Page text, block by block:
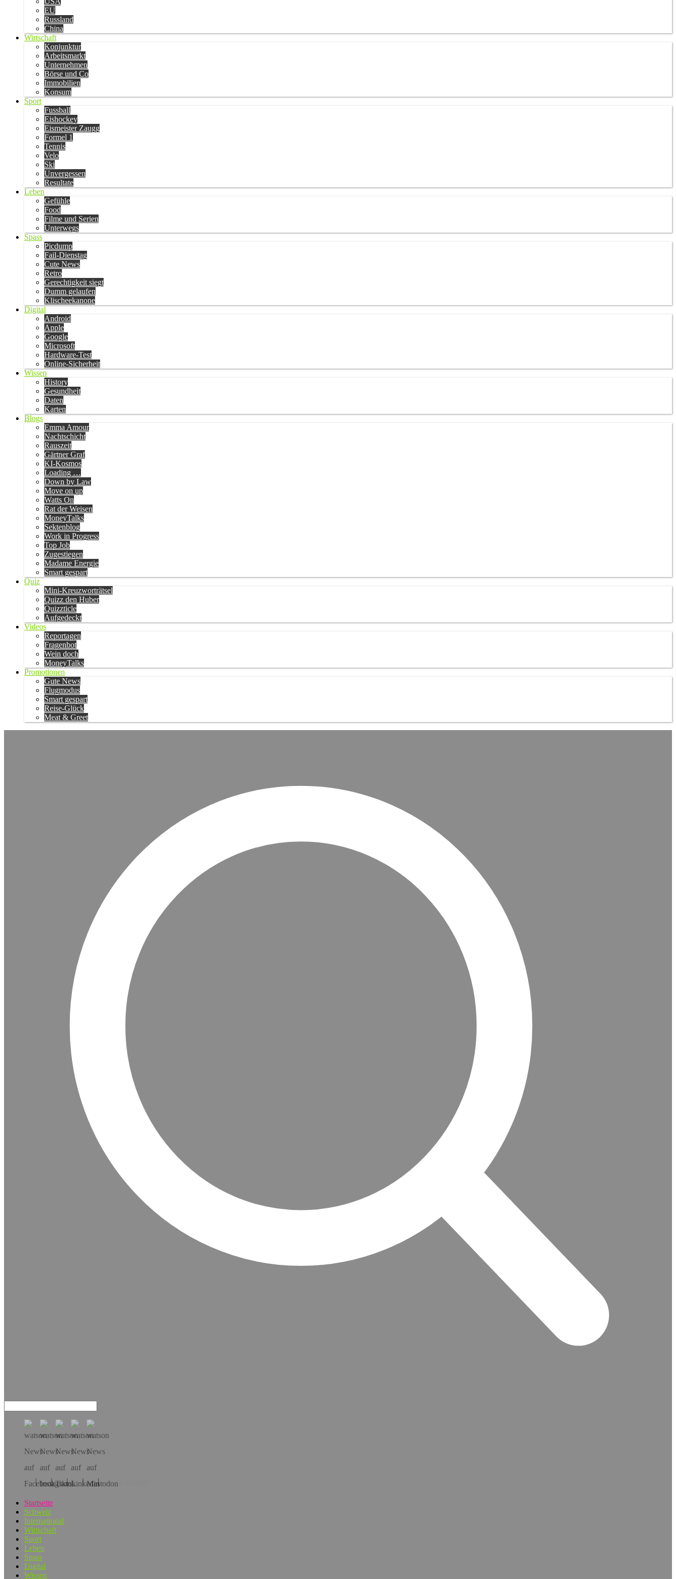
EU
Russland
China
Wirtschaft
Konjunktur
Arbeitsmarkt
Unternehmen
Börse und Co
Immobilien
Konsum
Sport
Fussball
Eishockey
Eismeister Zaugg
Formel 1
Tennis
Velo
Ski
Unvergessen
Resultate
Leben
Gefühle
Food
Filme und Serien
Unterwegs
Spass
Picdump
Fail-Dienstag
Cute News
Retro
Gerechtigkeit siegt
Dumm gelaufen
Klischeekanone
Digital
Android
Apple
Google
Microsoft
Hardware-Test
Online-Sicherheit
Wissen
History
Gesundheit
Daten
Karten
Blogs
Emma Amour
Nachtschicht
Rauszeit
Gärtner Graf
KI-Kosmos
Loading …
Down by Law
Move on up
Watts On
Rat der Weisen
MoneyTalks
Sektenblog
Work in Progress
Top Job
Zugestiegen
Madame Energie
Smart gespart
Quiz
Mini-Kreuzworträtsel
Quizz den Huber
Quizzticle
Aufgedeckt
Videos
Reportagen
Fragenbot
Wein doch
MoneyTalks
Promotionen
Gute News
Flugmodus
Smart gespart
Reise-Glück
Meat & Greet
Hol dir die App!
Startseite
Schweiz
International
Wirtschaft
Sport
Leben
Spass
Digital
Wissen